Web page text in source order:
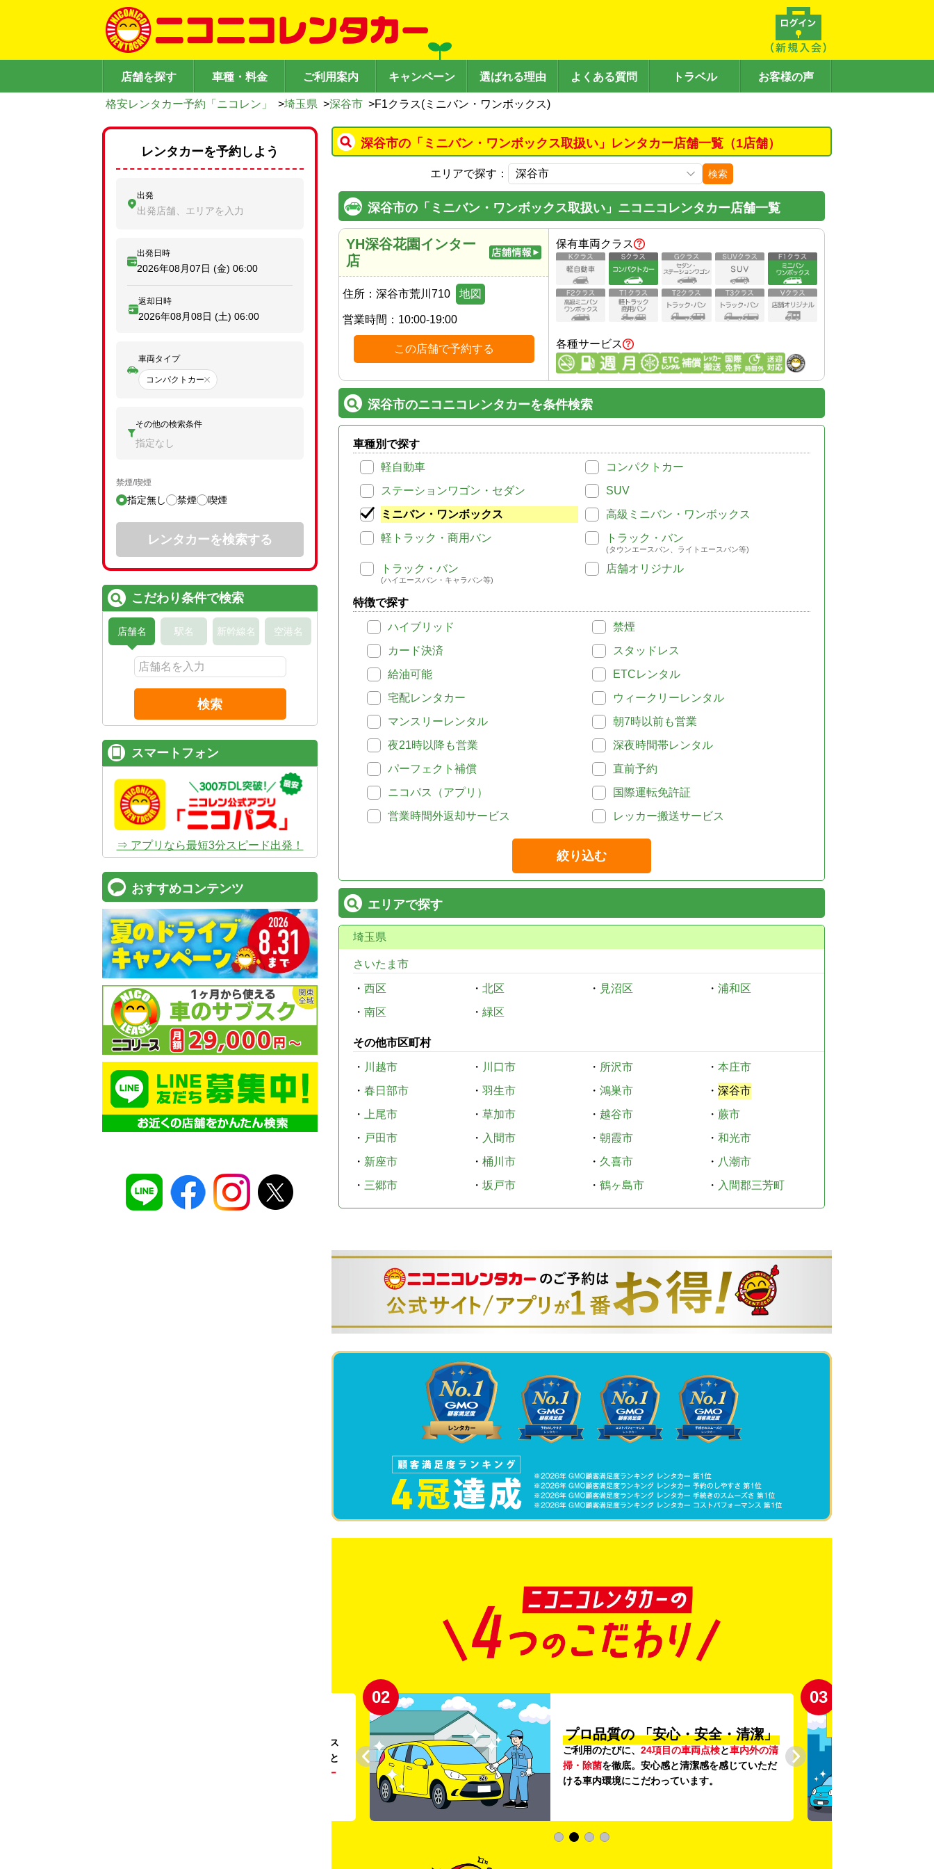
店舗を探す 車種・料金 ご利用案内 キャンペーン 選ばれる理由 よくある質問 トラベル お客様の声
格安レンタカー予約「ニコレン」 >埼玉県 >深谷市 >F1クラス(ミニバン・ワンボックス)
深谷市の「ミニバン・ワンボックス取扱い」レンタカー店舗一覧（1店舗）
エリアで探す： 検索
深谷市の「ミニバン・ワンボックス取扱い」ニコニコレンタカー店舗一覧
YH深谷花園インター
店
住所： 深谷市荒川710 地図
営業時間： 10:00-19:00
この店舗で予約する
保有車両クラス
各種サービス
深谷市のニコニコレンタカーを条件検索
車種別で探す
軽自動車
コンパクトカー
ステーションワゴン・セダン
SUV
ミニバン・ワンボックス
高級ミニバン・ワンボックス
軽トラック・商用バン
トラック・バン
(タウンエースバン、ライトエースバン等)
トラック・バン
(ハイエースバン・キャラバン等)
店舗オリジナル
特徴で探す
ハイブリッド
禁煙
カード決済
スタッドレス
給油可能
ETCレンタル
宅配レンタカー
ウィークリーレンタル
マンスリーレンタル
朝7時以前も営業
夜21時以降も営業
深夜時間帯レンタル
パーフェクト補償
直前予約
ニコパス（アプリ）
国際運転免許証
営業時間外返却サービス
レッカー搬送サービス
絞り込む
エリアで探す
埼玉県
さいたま市
・ 西区 ・ 北区 ・ 見沼区 ・ 浦和区
・ 南区 ・ 緑区
その他市区町村
・ 川越市 ・ 川口市 ・ 所沢市 ・ 本庄市
・ 春日部市 ・ 羽生市 ・ 鴻巣市 ・ 深谷市
・
上尾市 ・ 草加市 ・ 越谷市 ・ 蕨市
・ 戸田市 ・ 入間市 ・ 朝霞市 ・ 和光市
・ 新座市 ・ 桶川市 ・ 久喜市 ・ 八潮市
・ 三郷市 ・ 坂戸市 ・ 鶴ヶ島市 ・ 入間郡三芳町
。ガソリンス
タンドや整備工場の既存インフラを活用すること
リー
02
プロ品質の 「安心・安全・清潔」
ご利用のたびに、 24項目の車両点検と車内外の清
掃・除菌を徹底。安心感と清潔感を感じていただ
ける車内環境にこだわっています。
03
レンタカーを予約しよう
出発
出発店舗、エリアを入力
出発日時
2026年08月07日 (金) 06:00
返却日時
2026年08月08日 (土) 06:00
車両タイプ
コンパクトカー
その他の検索条件
指定なし
禁煙/喫煙
指定無し 禁煙 喫煙
レンタカーを検索する
こだわり条件で検索
店舗名 駅名 新幹線名 空港名
検索
スマートフォン
⇒ アプリなら最短3分スピード出発！
おすすめコンテンツ